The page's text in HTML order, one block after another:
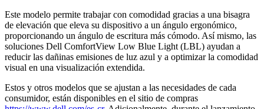
Este modelo permite trabajar con comodidad gracias a una bisagra
de elevación que eleva su dispositivo a un ángulo ergonómico,
proporcionando un ángulo de escritura más cómodo. Así mismo, las
soluciones Dell ComfortView Low Blue Light (LBL) ayudan a
reducir las dañinas emisiones de luz azul y a optimizar la comodidad
visual en una visualización extendida.
Estos y otros modelos que se ajustan a las necesidades de cada
consumidor, están disponibles en el sitio de compras